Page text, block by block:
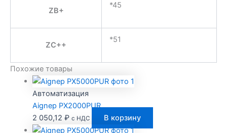
ZB+
*45
ZC++
*51
Похожие товары
Автоматизация
Aignep PX2000PUR
2 050,12 ₽ с НДС В корзину